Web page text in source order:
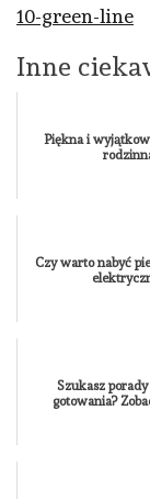
10-green-line
Inne
Piękna i
Czy warto nabyć
Szukasz
gotowania?